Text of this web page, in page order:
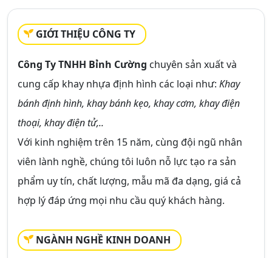
GIỚI THIỆU CÔNG TY
Công Ty TNHH Bỉnh Cường chuyên sản xuất và
cung cấp khay nhựa định hình các loại như: Khay
bánh định hình, khay bánh kẹo, khay cơm, khay điện
thoại, khay điện tử,..
Với kinh nghiệm trên 15 năm, cùng đội ngũ nhân
viên lành nghề, chúng tôi luôn nỗ lực tạo ra sản
phẩm uy tín, chất lượng, mẫu mã đa dạng, giá cả
hợp lý đáp ứng mọi nhu cầu quý khách hàng.
NGÀNH NGHỀ KINH DOANH